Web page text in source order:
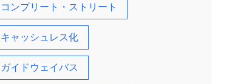
コンプリート・ストリート
キャッシュレス化
ガイドウェイバス